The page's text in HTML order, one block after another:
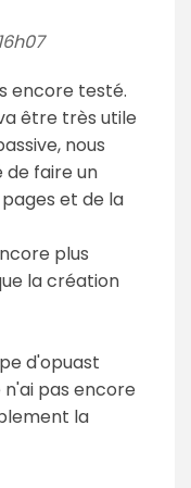
encore testé.
être très utile
nous
de faire un
et de la
plus
la création
d'opuast
n'ai pas encore
la